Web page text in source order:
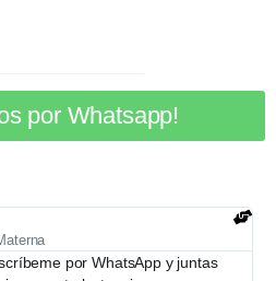
por Whatsapp!
por WhatsApp y juntas